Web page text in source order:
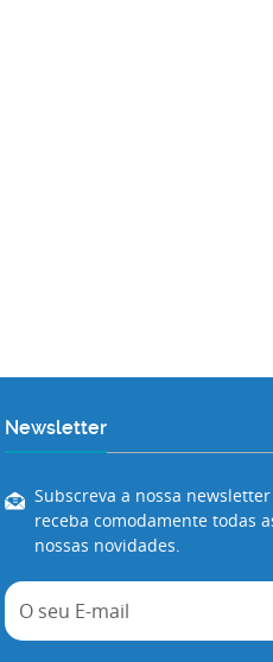
Newsletter
Subscreva a nossa
receba comodamente todas
nossas novidades.